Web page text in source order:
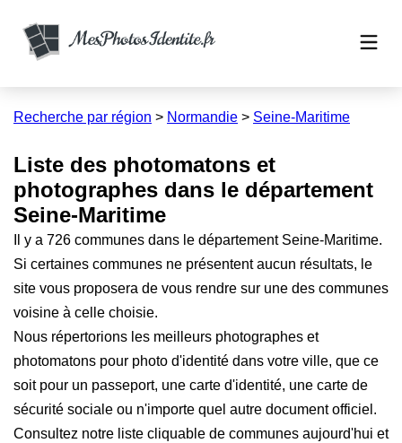
Recherche par région > Normandie > Seine-Maritime
Liste des photomatons et
photographes dans le département
Seine-Maritime
Il y a 726 communes dans le département Seine-Maritime.
Si certaines communes ne présentent aucun résultats, le
site vous proposera de vous rendre sur une des communes
voisine à celle choisie.
Nous répertorions les meilleurs photographes et
photomatons pour photo d'identité dans votre ville, que ce
soit pour un passeport, une carte d'identité, une carte de
sécurité sociale ou n'importe quel autre document officiel.
Consultez notre liste cliquable de communes aujourd'hui et